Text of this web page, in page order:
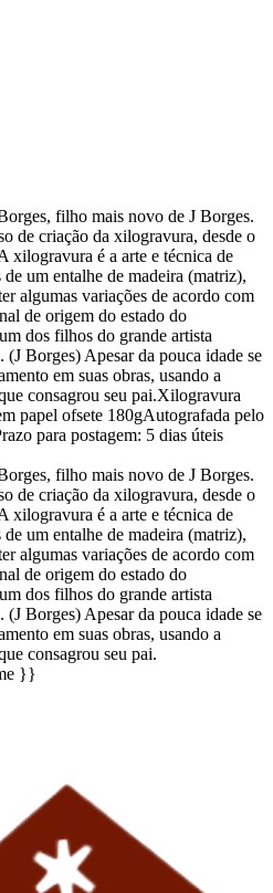
filho mais novo de J Borges.
de criação da xilogravura, desde o
xilogravura é a arte e técnica de
um entalhe de madeira (matriz),
algumas variações de acordo com
de origem do estado do
dos filhos do grande artista
Borges) Apesar da pouca idade se
em suas obras, usando a
consagrou seu pai.Xilogravura
papel ofsete 180gAutografada pelo
para postagem: 5 dias úteis
filho mais novo de J Borges.
de criação da xilogravura, desde o
xilogravura é a arte e técnica de
um entalhe de madeira (matriz),
algumas variações de acordo com
de origem do estado do
dos filhos do grande artista
Borges) Apesar da pouca idade se
em suas obras, usando a
consagrou seu pai.
}}